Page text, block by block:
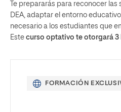
Te prepararás para reconocer
DEA, adaptar el entorno
necesario a los estudiantes que
Este curso optativo te otorgará 3
FORMACIÓN